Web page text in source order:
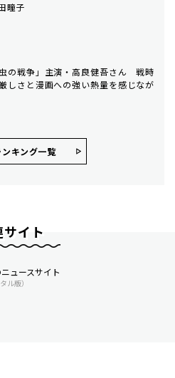
瞳子
の戦争」主演・高良健吾さん 戦時
しさと漫画への強い熱量を感じなが
ンキング⼀覧
サイト
ュースサイト
ル版）